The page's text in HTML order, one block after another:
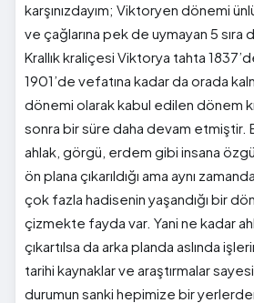
karşınızdayım; Viktoryen dönemi
ve çağlarına pek de uymayan 5 sıra
Krallık kraliçesi Viktorya tahta
1901’de vefatına kadar da orada
dönemi olarak kabul edilen dönem
sonra bir süre daha devam etmiştir.
ahlak, görgü, erdem gibi insana
ön plana çıkarıldığı ama aynı
çok fazla hadisenin yaşandığı bir
çizmekte fayda var. Yani ne kadar
çıkartılsa da arka planda aslında
tarihi kaynaklar ve araştırmalar
durumun sanki hepimize bir